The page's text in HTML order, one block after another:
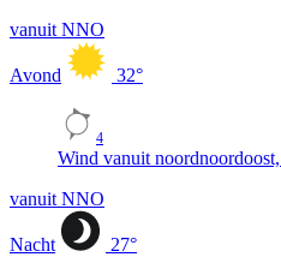
vanuit NNO
Avond 32°
4
Wind vanuit
vanuit NNO
Nacht 27°